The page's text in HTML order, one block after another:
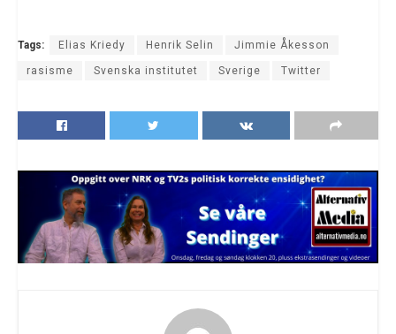
Tags: Elias Kriedy Henrik Selin Jimmie Åkesson
rasisme Svenska institutet Sverige Twitter